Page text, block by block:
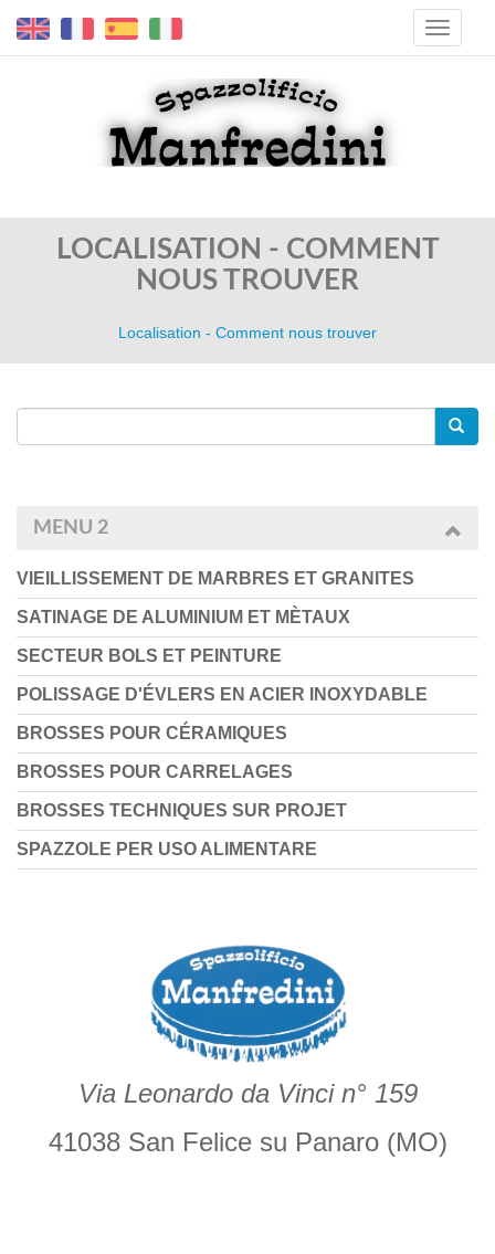
LOCALISATION - COMMENT
NOUS TROUVER
Localisation - Comment nous trouver
MENU 2
VIEILLISSEMENT DE MARBRES ET GRANITES
SATINAGE DE ALUMINIUM ET MÈTAUX
SECTEUR BOLS ET PEINTURE
POLISSAGE D'ÉVLERS EN ACIER INOXYDABLE
BROSSES POUR CÉRAMIQUES
BROSSES POUR CARRELAGES
BROSSES TECHNIQUES SUR PROJET
SPAZZOLE PER USO ALIMENTARE
Via Leonardo da Vinci n° 159
41038 San Felice su Panaro (MO)